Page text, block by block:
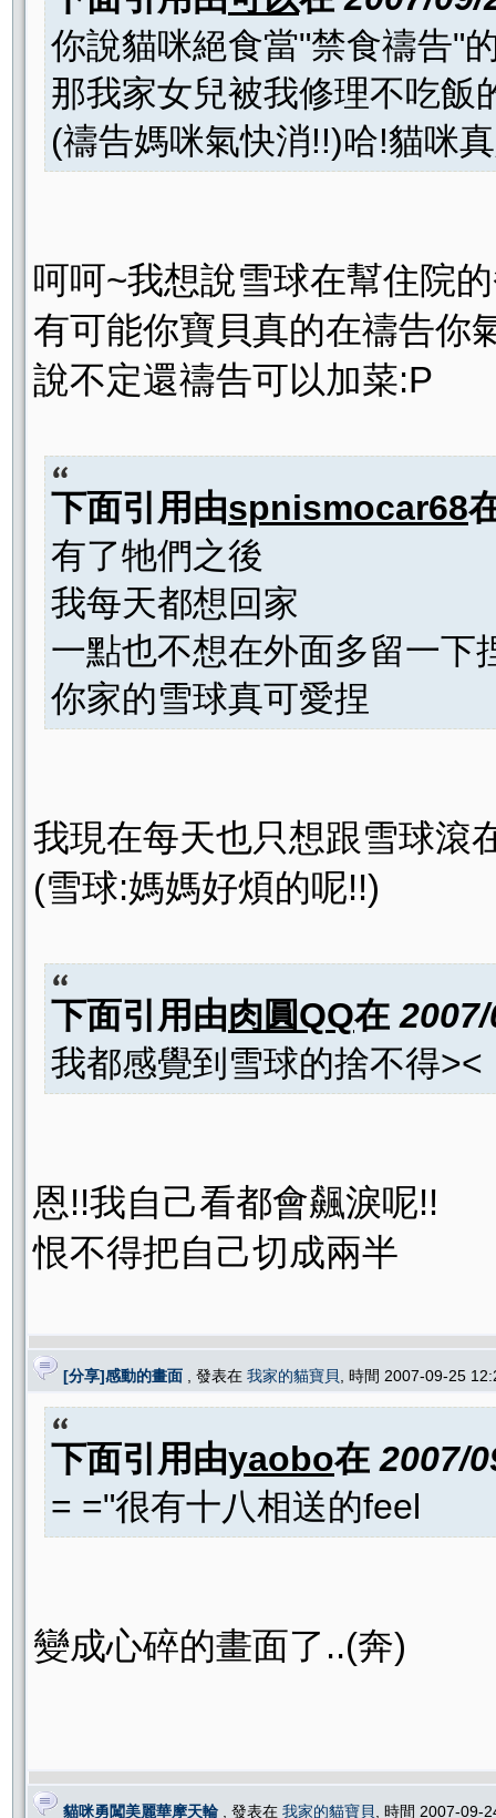
你說貓咪絕食當"禁食禱告"
那我家女兒被我修理不吃飯
(禱告媽咪氣快消!!)哈!貓咪
呵呵~我想說雪球在幫住院
有可能你寶貝真的在禱告你
說不定還禱告可以加菜:P
下面引用由spnismocar68
有了牠們之後
我每天都想回家
一點也不想在外面多留一下
你家的雪球真可愛捏
我現在每天也只想跟雪球滾
(雪球:媽媽好煩的呢!!)
下面引用由肉圓QQ在
我都感覺到雪球的捨不得><
恩!!我自己看都會飆淚呢!!
恨不得把自己切成兩半
[分享]感動的畫面 , 發表在 我家的貓寶貝 , 時間 2007-09-25
下面引用由yaobo在2007/
= ="很有十八相送的feel
變成心碎的畫面了..(奔)
貓咪勇闖美麗華摩天輪 , 發表在 我家的貓寶貝 , 時間 2007-09-